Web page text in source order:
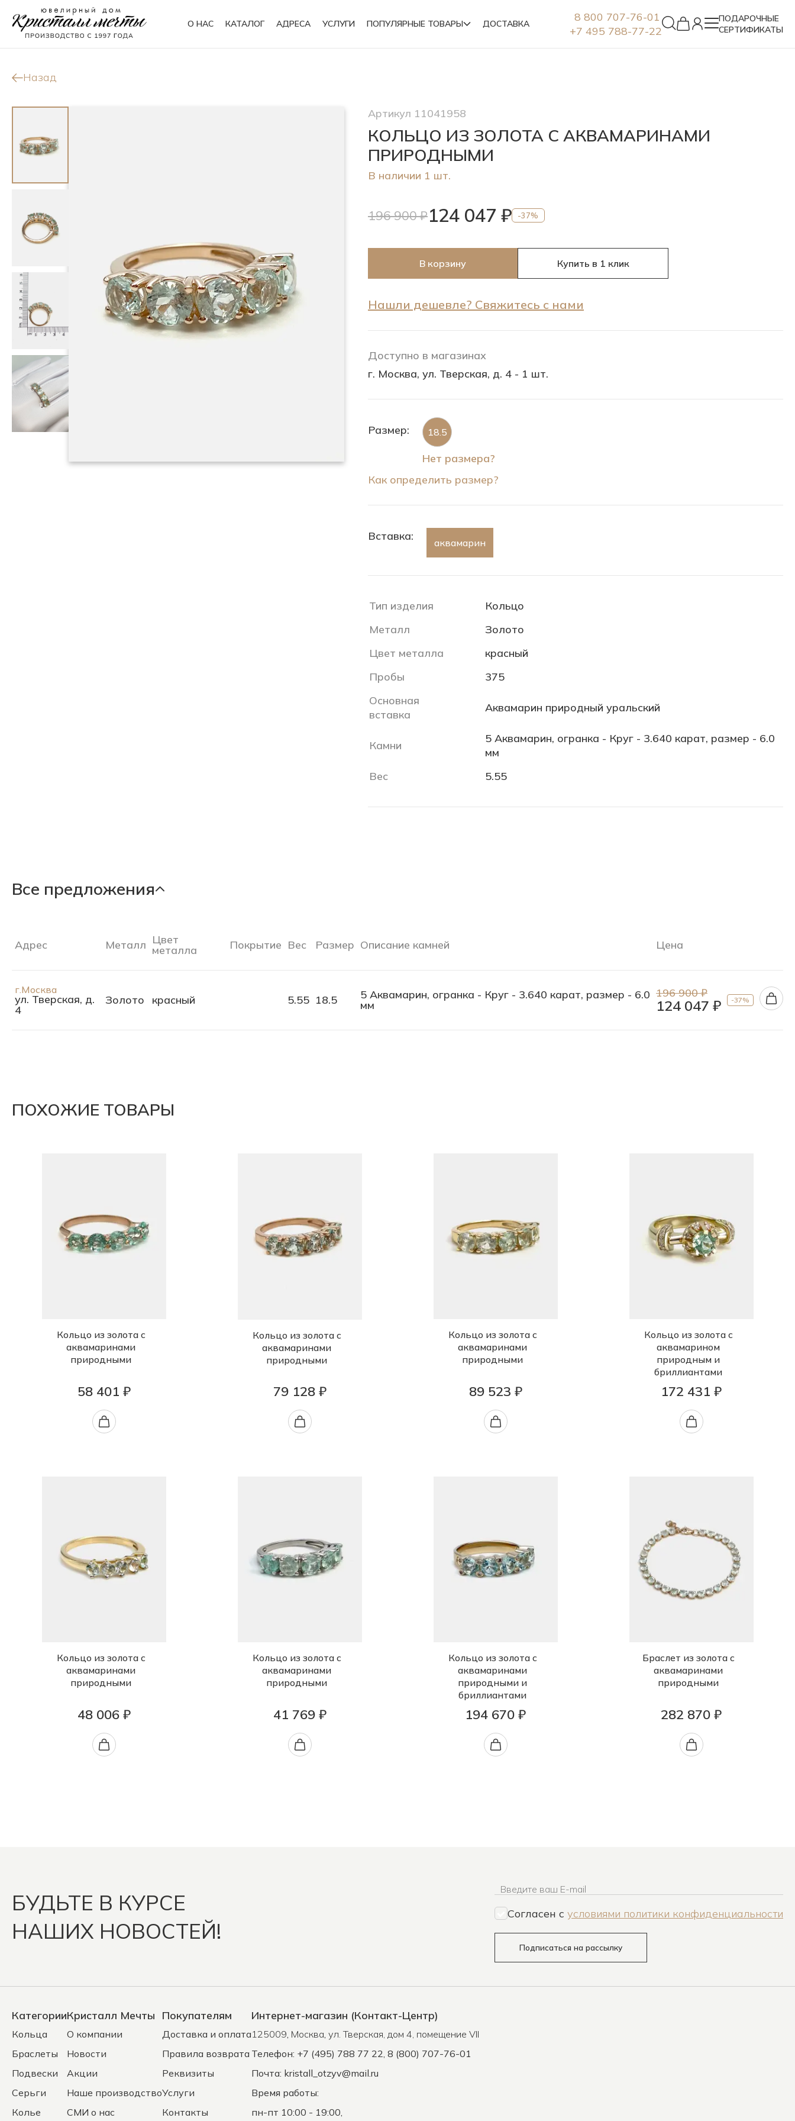
О НАС КАТАЛОГ АДРЕСА УСЛУГИ ПОПУЛЯРНЫЕ ТОВАРЫ ДОСТАВКА
8 800 707-76-01
+7 495 788-77-22
ПОДАРОЧНЫЕ
СЕРТИФИКАТЫ
Кольца
Броши
Назад
Артикул 11041958
КОЛЬЦО ИЗ ЗОЛОТА С АКВАМАРИНАМИ
ПРИРОДНЫМИ
В наличии 1 шт.
196 900 ₽124 047 ₽ -37%
В корзину Купить в 1 клик
Нашли дешевле? Свяжитесь с нами
Доступно в магазинах
г. Москва, ул. Тверская, д. 4 - 1 шт.
Размер: 18.5
Нет размера?
Как определить размер?
Вставка: аквамарин
Тип изделия
Кольцо
Металл
Золото
Цвет металла
красный
Пробы
375
Основная
вставка
Аквамарин природный уральский
Камни
5 Аквамарин, огранка - Круг - 3.640 карат, размер - 6.0
мм
Вес
5.55
Все предложения
Адрес Металл Цвет
металла Покрытие Вес Размер Описание камней Цена
г.Москва
ул. Тверская, д.
4
Золото красный 5.55 18.5 5 Аквамарин, огранка - Круг - 3.640 карат, размер - 6.0
мм
196 900 ₽
124 047 ₽ -37%
ПОХОЖИЕ ТОВАРЫ
Кольцо из золота с
аквамаринами
природными
58 401 ₽
Кольцо из золота с
аквамаринами
природными
79 128 ₽
Кольцо из золота с
аквамаринами
природными
89 523 ₽
Кольцо из золота с
аквамарином
природным и
бриллиантами
172 431 ₽
Кольцо из золота с
аквамаринами
природными
48 006 ₽
Кольцо из золота с
аквамаринами
природными
41 769 ₽
Кольцо из золота с
аквамаринами
природными и
бриллиантами
194 670 ₽
Браслет из золота с
аквамаринами
природными
282 870 ₽
БУДЬТЕ В КУРСЕ
НАШИХ НОВОСТЕЙ!
Введите ваш E-mail
Согласен c условиями политики конфиденциальности
Подписаться на рассылку
Категории
Кольца
Браслеты
Подвески
Серьги
Колье
Кристалл Мечты
О компании
Новости
Акции
Наше производство
СМИ о нас
Покупателям
Доставка и оплата
Правила возврата
Реквизиты
Услуги
Контакты
Интернет-магазин (Контакт-Центр)
125009, Москва, ул. Тверская, дом 4, помещение VII
Телефон: +7 (495) 788 77 22, 8 (800) 707-76-01
Почта: kristall_otzyv@mail.ru
Время работы:
пн-пт 10:00 - 19:00,